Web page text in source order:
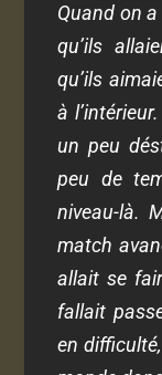
Quand on a
qu’ils
qu’ils
à
un peu
peu de
niveau-là.
match
allait se
fallait
en